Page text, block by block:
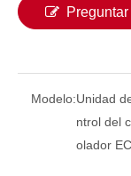
Preguntar
Modelo:Unidad
ntrol del
olador